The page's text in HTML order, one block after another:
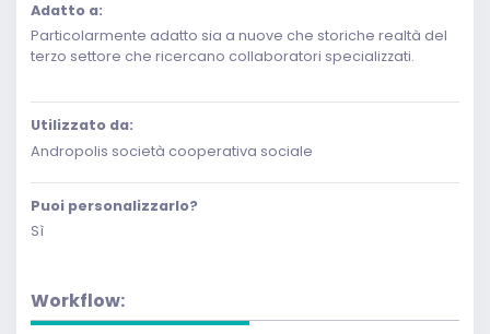
Adatto a:
Particolarmente adatto sia a nuove che storiche realtà del
terzo settore che ricercano collaboratori specializzati.
Utilizzato da:
Andropolis società cooperativa sociale
Puoi personalizzarlo?
Sì
Workflow: